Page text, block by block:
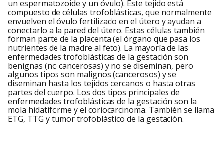
un espermatozoide y un óvulo). Este tejido está
compuesto de células trofoblásticas, que normalmente
envuelven el óvulo fertilizado en el útero y ayudan a
conectarlo a la pared del útero. Estas células también
forman parte de la placenta (el órgano que pasa los
nutrientes de la madre al feto). La mayoría de las
enfermedades trofoblásticas de la gestación son
benignas (no cancerosas) y no se diseminan, pero
algunos tipos son malignos (cancerosos) y se
diseminan hasta los tejidos cercanos o hasta otras
partes del cuerpo. Los dos tipos principales de
enfermedades trofoblásticas de la gestación son la
mola hidatiforme y el coriocarcinoma. También se llama
ETG, TTG y tumor trofoblástico de la gestación.